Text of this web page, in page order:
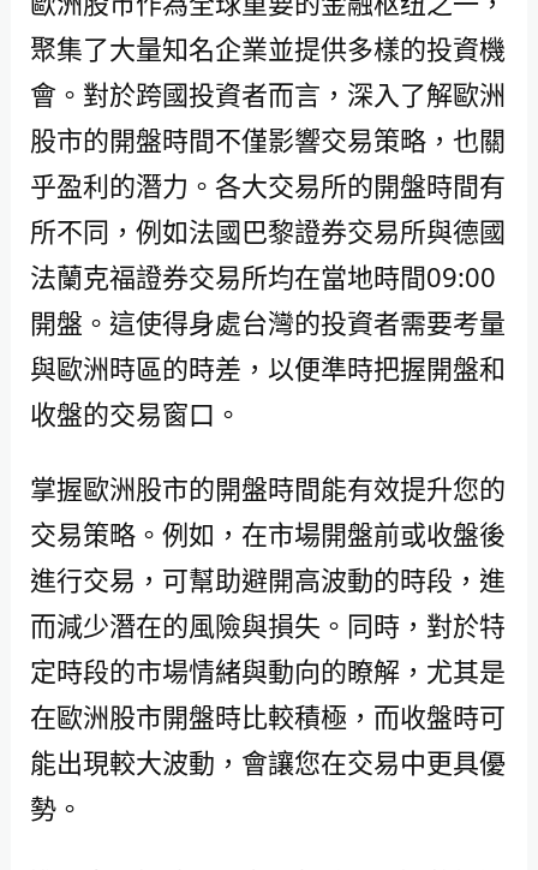
聚集了大量知名企業並提供多樣的投資機
會。對於跨國投資者而言，深入了解歐洲
股市的開盤時間不僅影響交易策略，也關
乎盈利的潛力。各大交易所的開盤時間有
所不同，例如法國巴黎證券交易所與德國
法蘭克福證券交易所均在當地時間09:00
開盤。這使得身處台灣的投資者需要考量
與歐洲時區的時差，以便準時把握開盤和
收盤的交易窗口。
掌握歐洲股市的開盤時間能有效提升您的
交易策略。例如，在市場開盤前或收盤後
進行交易，可幫助避開高波動的時段，進
而減少潛在的風險與損失。同時，對於特
定時段的市場情緒與動向的瞭解，尤其是
在歐洲股市開盤時比較積極，而收盤時可
能出現較大波動，會讓您在交易中更具優
勢。